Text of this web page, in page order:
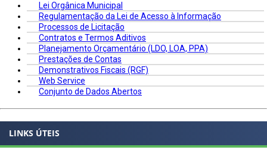
Lei Orgânica Municipal
Regulamentação da Lei de Acesso à Informação
Processos de Licitação
Contratos e Termos Aditivos
Planejamento Orçamentário (LDO, LOA, PPA)
Prestações de Contas
Demonstrativos Fiscais (RGF)
Web Service
Conjunto de Dados Abertos
LINKS ÚTEIS